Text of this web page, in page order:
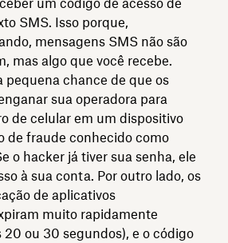
SMS. Isso porque,
mensagens SMS não são
mas algo que você recebe.
pequena chance de que os
sua operadora para
de celular em um dispositivo
de fraude conhecido como
o hacker já tiver sua senha, ele
à sua conta. Por outro lado, os
de aplicativos
muito rapidamente
20 ou 30 segundos), e o código